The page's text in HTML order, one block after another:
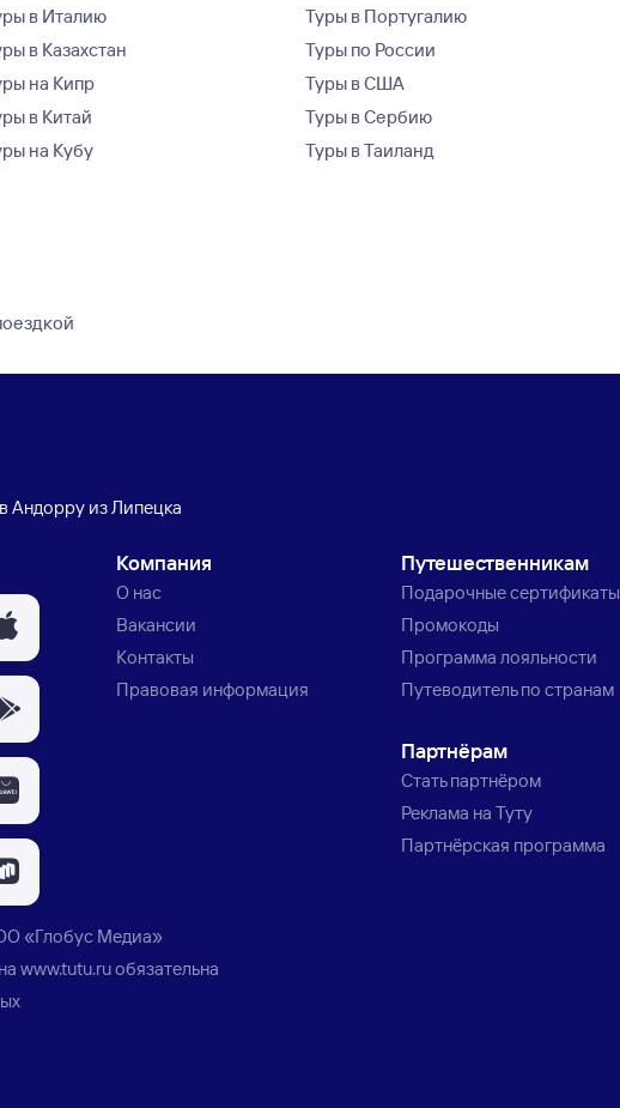
в Италию
в Казахстан
на Кипр
в Китай
на Кубу
Туры в Португалию
Туры по России
Туры в США
Туры в Сербию
Туры в Таиланд
Андорру из Липецка
Компания
О нас
Вакансии
Контакты
Правовая информация
Путешественникам
Подарочные сертификаты
Промокоды
Программа лояльности
Путеводитель по странам
Партнёрам
Стать партнёром
Реклама на Туту
Партнёрская программа
«Глобус Медиа»
www.tutu.ruобязательна